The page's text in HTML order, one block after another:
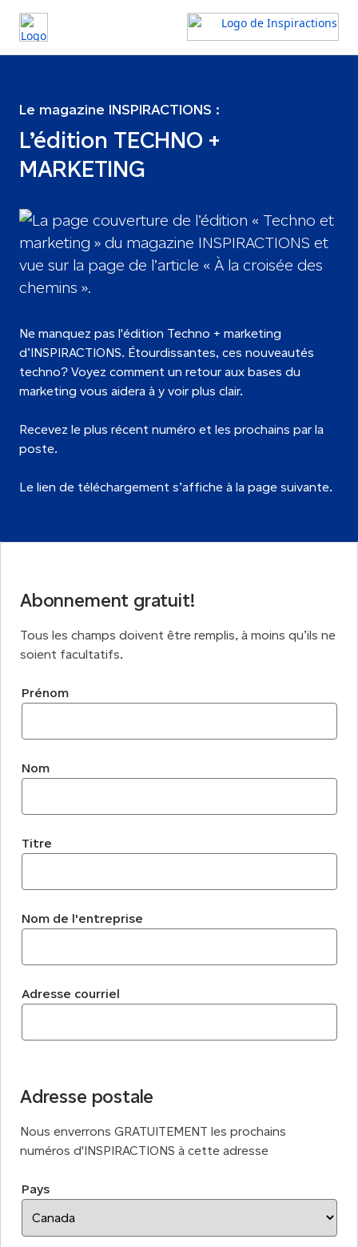
Le magazine INSPIRACTIONS :
L’édition TECHNO +
MARKETING
Ne manquez pas l'édition Techno + marketing
d’INSPIRACTIONS. Étourdissantes, ces nouveautés
techno? Voyez comment un retour aux bases du
marketing vous aidera à y voir plus clair.
Recevez le plus récent numéro et les prochains par la
poste.
Le lien de téléchargement s’affiche à la page suivante.
Abonnement gratuit!
Tous les champs doivent être remplis, à moins qu’ils ne
soient facultatifs.
Prénom
Nom
Titre
Nom de l'entreprise
Adresse courriel
Adresse postale
Nous enverrons GRATUITEMENT les prochains
numéros d'INSPIRACTIONS à cette adresse
Pays